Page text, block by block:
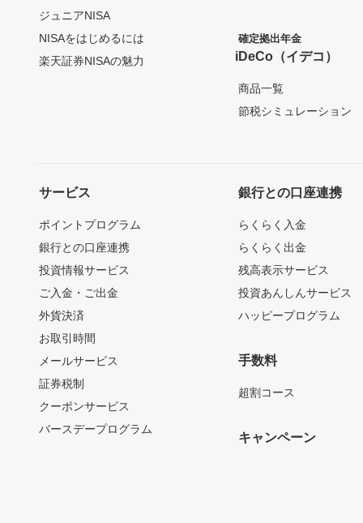
ジュニアNISA
NISAをはじめるには
楽天証券NISAの魅力
確定拠出年金
iDeCo（イデコ）
商品一覧
節税シミュレーション
サービス
ポイントプログラム
銀行との口座連携
投資情報サービス
ご入金・ご出金
外貨決済
お取引時間
メールサービス
証券税制
クーポンサービス
バースデープログラム
銀行との口座連携
らくらく入金
らくらく出金
残高表示サービス
投資あんしんサービス
ハッピープログラム
手数料
超割コース
キャンペーン